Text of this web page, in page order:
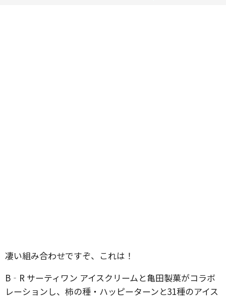
凄い組み合わせですぞ、これは！
B‐R サーティワン アイスクリームと亀田製菓がコラボ
レーションし、柿の種・ハッピーターンと31種のアイス